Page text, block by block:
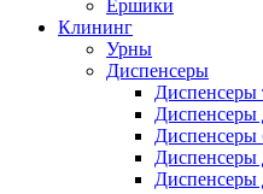
Ершики
Клининг
Урны
Диспенсеры
Диспенсеры
Диспенсеры
Диспенсеры
Диспенсеры
Диспенсеры